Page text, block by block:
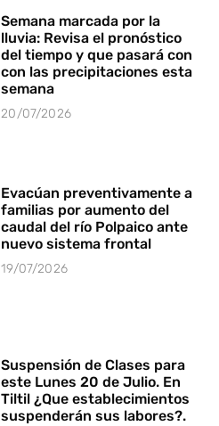
Semana marcada por la
lluvia: Revisa el pronóstico
del tiempo y que pasará con
con las precipitaciones esta
semana
20/07/2026
Evacúan preventivamente a
familias por aumento del
caudal del río Polpaico ante
nuevo sistema frontal
19/07/2026
Suspensión de Clases para
este Lunes 20 de Julio. En
Tiltil ¿Que establecimientos
suspenderán sus labores?.